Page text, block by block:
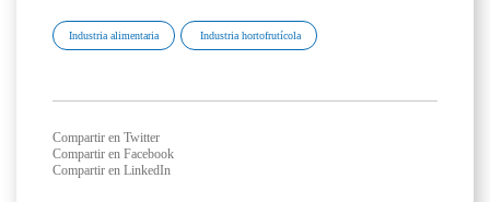
Industria alimentaria Industria hortofrutícola
Compartir en Twitter
Compartir en Facebook
Compartir en LinkedIn